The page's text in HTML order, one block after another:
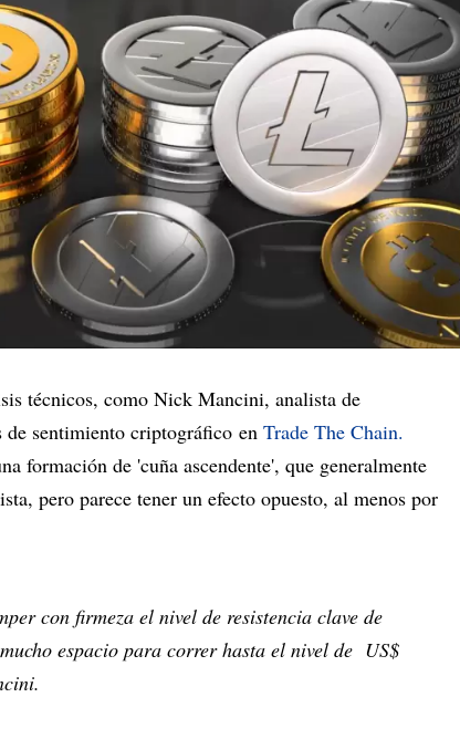
técnicos, como Nick Mancini, analista de
de sentimiento criptográfico en Trade The Chain.
formación de 'cuña ascendente', que generalmente
pero parece tener un efecto opuesto, al menos por
con firmeza el nivel de resistencia clave de
espacio para correr hasta el nivel de US$